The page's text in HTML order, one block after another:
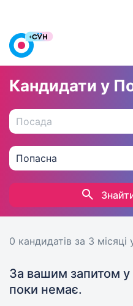
Кандидати у
0 кандидатів за 3 місяці
За вашим запитом у
поки немає.